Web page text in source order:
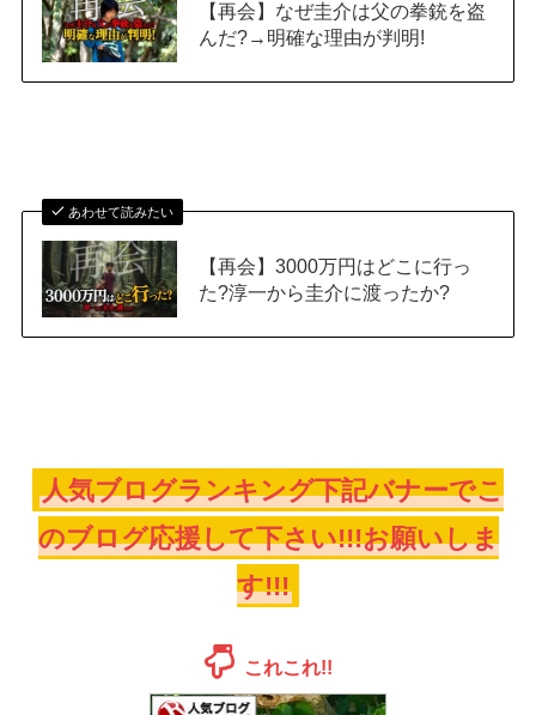
【再会】なぜ圭介は父の拳銃を盗
んだ?→明確な理由が判明!
あわせて読みたい
【再会】3000万円はどこに行っ
た?淳一から圭介に渡ったか?
人気ブログランキング下記バナーでこ
のブログ応援して下さい!!!お願いしま
す!!!
これこれ!!